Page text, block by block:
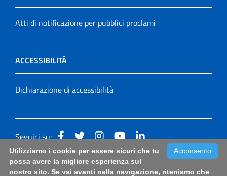
Atti di notificazione per pubblici proclami
ACCESSIBILITÀ
Dichiarazione di accessibilità
Seguici su:
Accessibilità: form di segnalazione di prima istanza per
Acconsento
Utilizziamo i cookie per essere sicuri che tu
possa avere la migliore esperienza sul
nostro sito. Se vai avanti nella navigazione, riteniamo che